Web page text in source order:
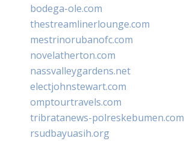
bodega-ole.com
thestreamlinerlounge.com
mestrinorubanofc.com
novelatherton.com
nassvalleygardens.net
electjohnstewart.com
omptourtravels.com
tribratanews-polreskebumen.com
rsudbayuasih.org